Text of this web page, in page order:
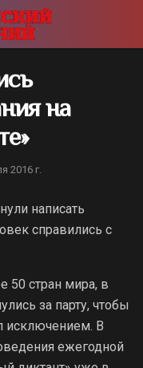
на
2016 г.
написать
справились с
50 стран мира, в
за парту, чтобы
исключением. В
ежегодной